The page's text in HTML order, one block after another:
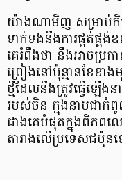
យ៉ាងណាមិញ សម្រាប់​កិច្
ទាក់ទង​នឹង​ការ​ផ្គត់ផ្គង់​
គេ​រំពឹង​ថា នឹង​អាច​ប្រ
ព្រៀង​នៅ​ប៉ុន្មាន​ខែ​ខ
ថ្មី​ដែល​នឹង​ត្រូវធ្វើ​ឡើ
របស់​ចិន ក្នុង​នាម​ជា​កំពូ
ជាងគេ​បំផុត​ក្នុង​ពិភព
តារាង​លើ​ប្រទេស​ជប៉ុ